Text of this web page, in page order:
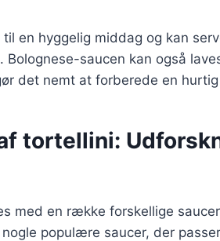
en hyggelig middag og kan
Bolognese-saucen kan også
det nemt at forberede en
tortellini:
med en række forskellige
populære saucer, der